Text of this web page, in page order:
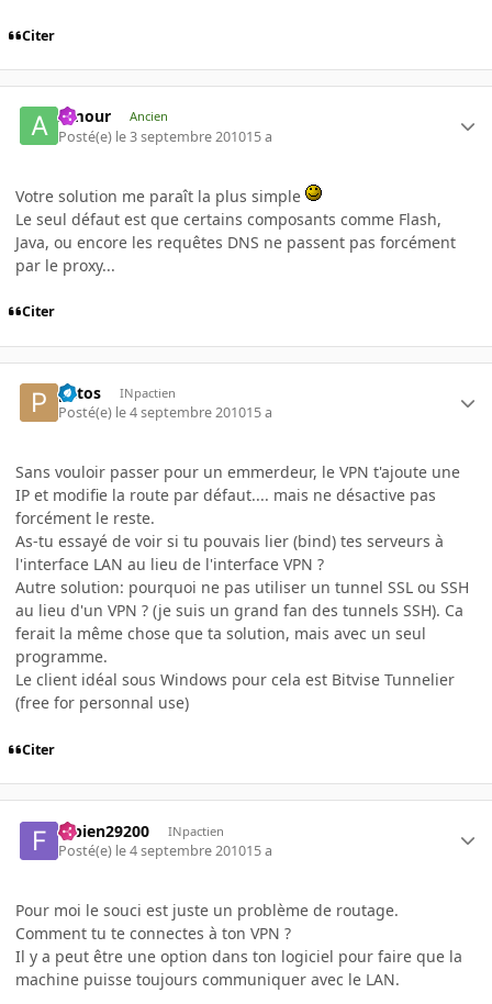
Citer
Amour Ancien
Posté(e) le 3 septembre 201015 a
Votre solution me paraît la plus simple
Le seul défaut est que certains composants comme Flash,
Java, ou encore les requêtes DNS ne passent pas forcément
par le proxy...
Citer
patos INpactien
Posté(e) le 4 septembre 201015 a
Sans vouloir passer pour un emmerdeur, le VPN t'ajoute une
IP et modifie la route par défaut.... mais ne désactive pas
forcément le reste.
As-tu essayé de voir si tu pouvais lier (bind) tes serveurs à
l'interface LAN au lieu de l'interface VPN ?
Autre solution: pourquoi ne pas utiliser un tunnel SSL ou SSH
au lieu d'un VPN ? (je suis un grand fan des tunnels SSH). Ca
ferait la même chose que ta solution, mais avec un seul
programme.
Le client idéal sous Windows pour cela est Bitvise Tunnelier
(free for personnal use)
Citer
fabien29200 INpactien
Posté(e) le 4 septembre 201015 a
Pour moi le souci est juste un problème de routage.
Comment tu te connectes à ton VPN ?
Il y a peut être une option dans ton logiciel pour faire que la
machine puisse toujours communiquer avec le LAN.